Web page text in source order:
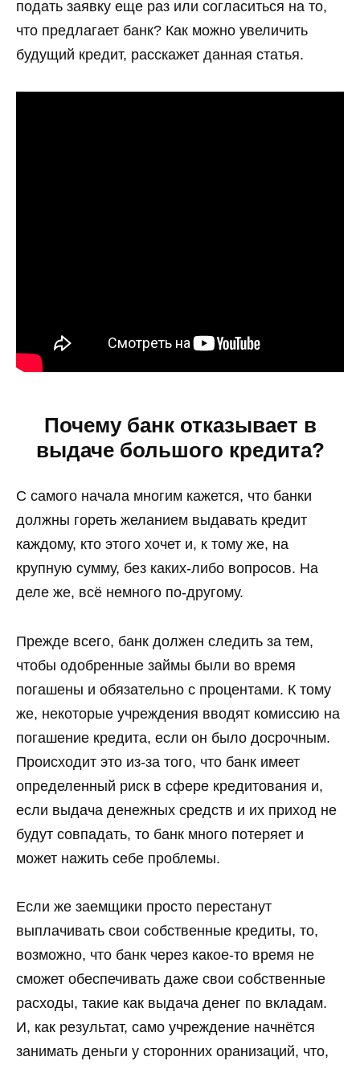
подать заявку еще раз или согласиться на то,
что предлагает банк? Как можно увеличить
будущий кредит, расскажет данная статья.
Почему банк отказывает в
выдаче большого кредита?
С самого начала многим кажется, что банки
должны гореть желанием выдавать кредит
каждому, кто этого хочет и, к тому же, на
крупную сумму, без каких-либо вопросов. На
деле же, всё немного по-другому.
Прежде всего, банк должен следить за тем,
чтобы одобренные займы были во время
погашены и обязательно с процентами. К тому
же, некоторые учреждения вводят комиссию на
погашение кредита, если он было досрочным.
Происходит это из-за того, что банк имеет
определенный риск в сфере кредитования и,
если выдача денежных средств и их приход не
будут совпадать, то банк много потеряет и
может нажить себе проблемы.
Если же заемщики просто перестанут
выплачивать свои собственные кредиты, то,
возможно, что банк через какое-то время не
сможет обеспечивать даже свои собственные
расходы, такие как выдача денег по вкладам.
И, как результат, само учреждение начнётся
занимать деньги у сторонних оранизаций, что,